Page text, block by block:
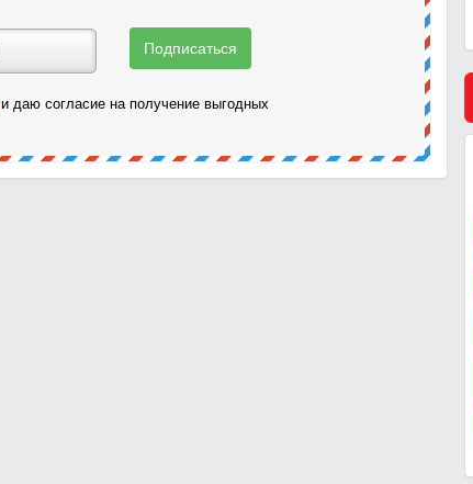
и даю согласие на получение выгодных